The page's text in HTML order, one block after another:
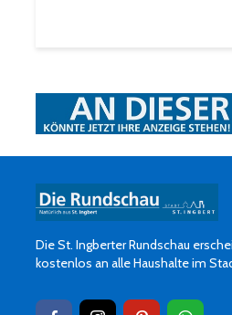
Die St. Ingberter Rundschau
kostenlos an alle Haushalte im